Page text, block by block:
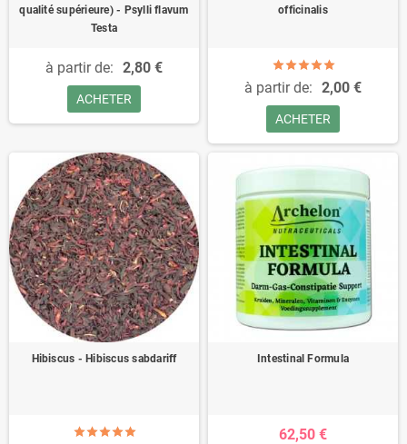
qualité supérieure) - Psylli flavum
Testa
à partir de: 2,80 €
ACHETER
officinalis
à partir de: 2,00 €
ACHETER
Hibiscus - Hibiscus sabdariff Intestinal Formula
62,50 €